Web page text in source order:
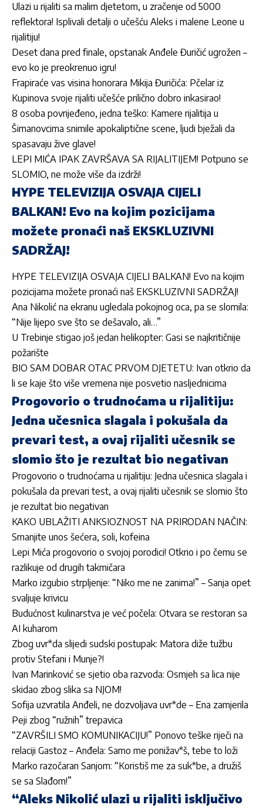
Ulazi u rijaliti sa malim djetetom, u zračenje od 5000
reflektora! Isplivali detalji o učešću Aleks i malene Leone u
rijalitiju!
Deset dana pred finale, opstanak Anđele Đuričić ugrožen –
evo ko je preokrenuo igru!
Frapiraće vas visina honorara Mikija Đuričića: Pčelar iz
Kupinova svoje rijaliti učešće prilično dobro inkasirao!
8 osoba povrijeđeno, jedna teško: Kamere rijalitija u
Šimanovcima snimile apokaliptične scene, ljudi bježali da
spasavaju žive glave!
LEPI MIĆA IPAK ZAVRŠAVA SA RIJALITIJEM! Potpuno se
SLOMIO, ne može više da izdrži!
HYPE TELEVIZIJA OSVAJA CIJELI
BALKAN! Evo na kojim pozicijama
možete pronaći naš EKSKLUZIVNI
SADRŽAJ!
HYPE TELEVIZIJA OSVAJA CIJELI BALKAN! Evo na kojim
pozicijama možete pronaći naš EKSKLUZIVNI SADRŽAJ!
Ana Nikolić na ekranu ugledala pokojnog oca, pa se slomila:
“Nije lijepo sve što se dešavalo, ali…”
U Trebinje stigao još jedan helikopter: Gasi se najkritičnije
požarište
BIO SAM DOBAR OTAC PRVOM DJETETU: Ivan otkrio da
li se kaje što više vremena nije posvetio nasljednicima
Progovorio o trudnoćama u rijalitiju:
Jedna učesnica slagala i pokušala da
prevari test, a ovaj rijaliti učesnik se
slomio što je rezultat bio negativan
Progovorio o trudnoćama u rijalitiju: Jedna učesnica slagala i
pokušala da prevari test, a ovaj rijaliti učesnik se slomio što
je rezultat bio negativan
KAKO UBLAŽITI ANKSIOZNOST NA PRIRODAN NAČIN:
Smanjite unos šećera, soli, kofeina
Lepi Mića progovorio o svojoj porodici! Otkrio i po čemu se
razlikuje od drugih takmičara
Marko izgubio strpljenje: “Niko me ne zanima!” – Sanja opet
svaljuje krivicu
Budućnost kulinarstva je već počela: Otvara se restoran sa
AI kuharom
Zbog uvr*da slijedi sudski postupak: Matora diže tužbu
protiv Stefani i Munje?!
Ivan Marinković se sjetio oba razvoda: Osmjeh sa lica nije
skidao zbog slika sa NJOM!
Sofija uzvratila Anđeli, ne dozvoljava uvr*de – Ena zamjerila
Peji zbog “ružnih” trepavica
“ZAVRŠILI SMO KOMUNIKACIJU!” Ponovo teške riječi na
relaciji Gastoz – Anđela: Samo me ponižav*š, tebe to loži
Marko razočaran Sanjom: “Koristiš me za suk*be, a družiš
se sa Slađom!”
“Aleks Nikolić ulazi u rijaliti isključivo